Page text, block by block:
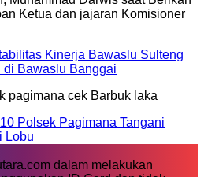
Kinerja Bawaslu Sulteng
di Bawaslu Banggai
Polsek Pagimana Tangani
Lobu
dalam melakukan